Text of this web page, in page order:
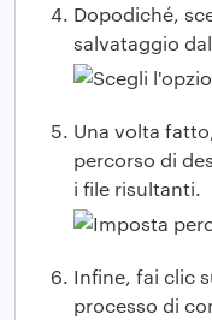
Dopodiché,
salvataggio
Una volta
percorso di
i file risultanti.
Infine, fai clic
processo di